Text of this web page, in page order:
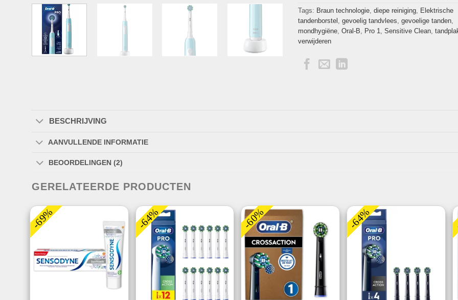
Tags: Braun technologie, diepe reiniging, Elektrische
tandenborstel , gevoelig tandvlees, gevoelige tanden,
mondhygiëne, Oral-B, Pro 1, Sensitive Clean,
verwijderen
BESCHRIJVING
AANVULLENDE INFORMATIE
BEOORDELINGEN (2)
GERELATEERDE PRODUCTEN
-69% -64% -60% -64%